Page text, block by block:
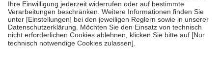
• Untersuchungen zur Vorsorge und Früherkennung, die von der
GKV getragen werden
• empfohlenen Schutzimpfungen
• Harn- und Blutteststreifen